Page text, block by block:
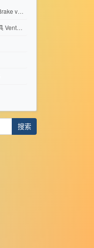
[Windows] 视频转码工具 HandBrake v1.11.2
[Windows] 启动U盘开源制作工具 Ventoy 1.1.17
搜索